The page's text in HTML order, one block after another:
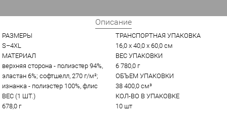
Описание
РАЗМЕРЫ
S–4XL
МАТЕРИАЛ
верхняя сторона - полиэстер 94%,
эластан 6%; софтшелл, 270 г/м²;
изнанка - полиэстер 100%, флис
ВЕС (1 ШТ.)
678,0 г
ТРАНСПОРТНАЯ УПАКОВКА
16,0 x 40,0 x 60,0 см
ВЕС УПАКОВКИ
6 780,0 г
ОБЪЕМ УПАКОВКИ
38 400,0 см³
КОЛ-ВО В УПАКОВКЕ
10 шт